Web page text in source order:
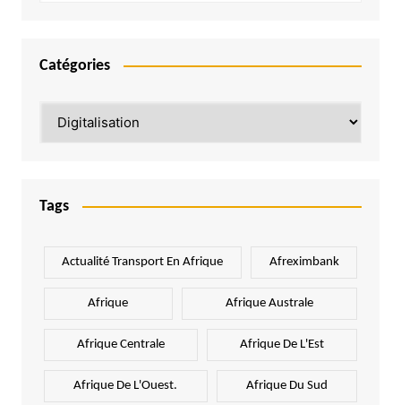
Catégories
Tags
Actualité Transport En Afrique Afreximbank
Afrique Afrique Australe
Afrique Centrale Afrique De L'Est
Afrique De L'Ouest. Afrique Du Sud